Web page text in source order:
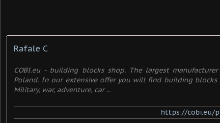
Rafale C
COBI.eu - building blocks shop. The largest
Poland. In our extensive offer you will find building
Military, war, adventure, car ...
https://cobi.eu/